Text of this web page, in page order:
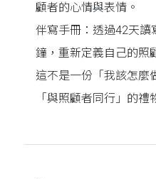
顧者的心情與表情。
伴寫手冊：透過42天讀
鐘，重新定義自己的照
這不是一份「我該怎麼
「與照顧者同行」的禮